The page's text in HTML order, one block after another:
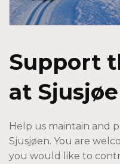
Support
at
Help us maintain and
Sjusjøen. You are
you would like to